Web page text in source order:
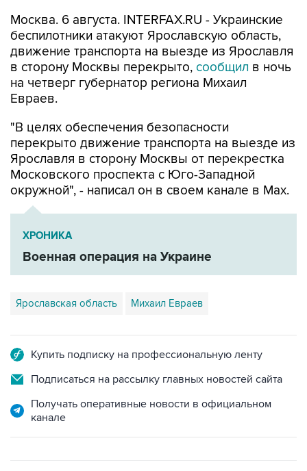
Москва. 6 августа. INTERFAX.RU - Украинские
беспилотники атакуют Ярославскую область,
движение транспорта на выезде из Ярославля
в сторону Москвы перекрыто, сообщил в ночь
на четверг губернатор региона Михаил
Евраев.
"В целях обеспечения безопасности
перекрыто движение транспорта на выезде из
Ярославля в сторону Москвы от перекрестка
Московского проспекта с Юго-Западной
окружной", - написал он в своем канале в Мах.
ХРОНИКА
Военная операция на Украине
Ярославская область Михаил Евраев
Купить подписку на профессиональную ленту
Подписаться на рассылку главных новостей сайта
Получать оперативные новости в официальном
канале